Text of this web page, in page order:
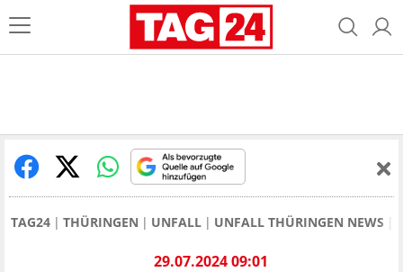
TAG24 THÜRINGEN UNFALL UNFALL THÜRINGEN NEWS
29.07.2024 09:01